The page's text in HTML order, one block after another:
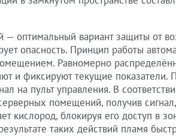
оптимальный вариант защиты от
опасность. Принцип работы
Равномерно
и фиксируют текущие показатели.
на пульт управления. В
помещений, получив сигнал,
кислород, блокируя его доступ в
таких действий пламя